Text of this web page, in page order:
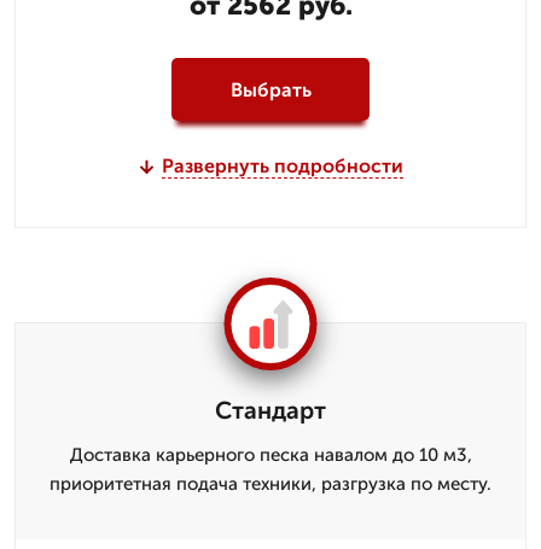
Выбрать
Развернуть подробности
Стандарт
Доставка карьерного песка навалом до 10 м3,
приоритетная подача техники, разгрузка по месту.